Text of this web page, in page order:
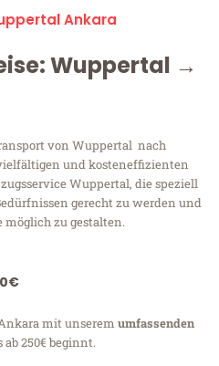
Ankara
Wuppertal →
von Wuppertal nach
und kosteneffizienten
Wuppertal, die speziell
gerecht zu werden und
möglich zu gestalten.
mit unserem umfassenden
ab 250€ beginnt.